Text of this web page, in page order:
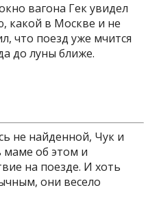
вагона Гек увидел
какой в Москве и не
что поезд уже мчится
до луны ближе.
не найденной, Чук и
маме об этом и
на поезде. И хоть
они весело